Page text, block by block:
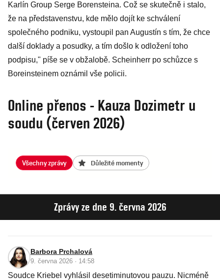
Karlín Group Serge Borensteina. Což se skutečně i stalo,
že na představenstvu, kde mělo dojít ke schválení
společného podniku, vystoupil pan Augustín s tím, že chce
další doklady a posudky, a tím došlo k odložení toho
podpisu," píše se v obžalobě. Scheinherr po schůzce s
Boreinsteinem oznámil vše policii.
Online přenos - Kauza Dozimetr u
soudu (červen 2026)
Všechny zprávy Důležité momenty
Zprávy ze dne 9. června 2026
Barbora Prchalová
9. června 2026 · 14:58
Soudce Kriebel vyhlásil desetiminutovou pauzu. Nicméně